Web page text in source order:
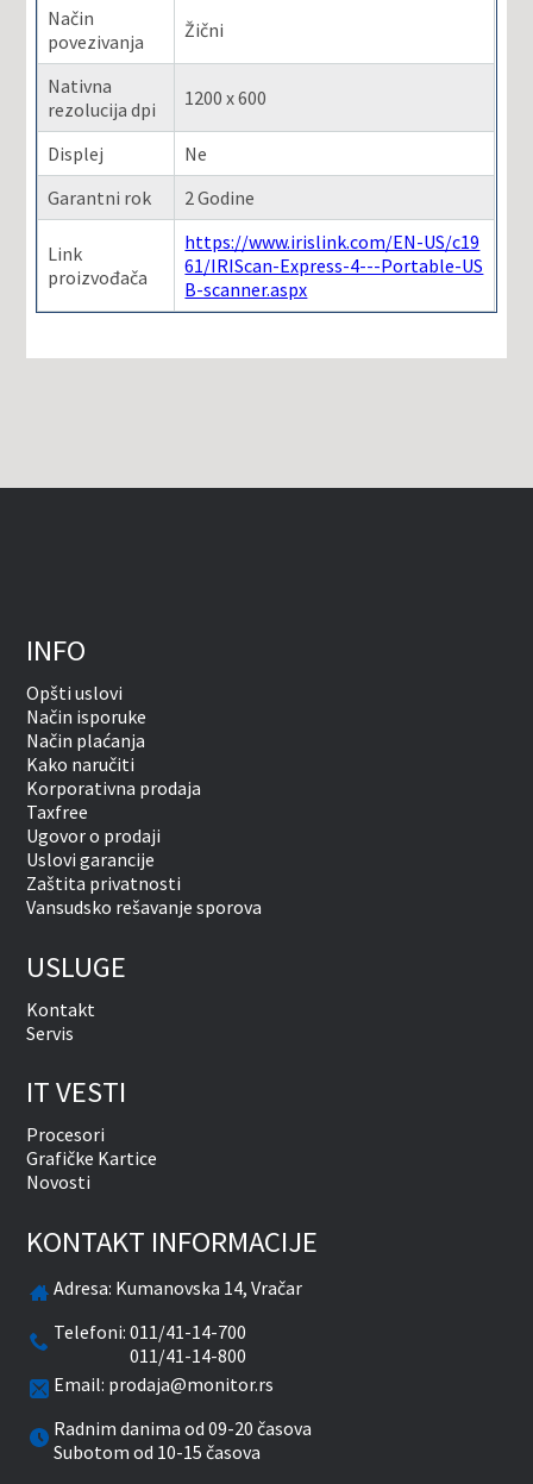
Način
povezivanja
Žični
Nativna
rezolucija dpi
1200 x 600
Displej
Ne
Garantni rok
2 Godine
Link
proizvođača
https://www.irislink.com/EN-US/c19
61/IRIScan-Express-4---Portable-US
B-scanner.aspx
INFO
Opšti uslovi
Način isporuke
Način plaćanja
Kako naručiti
Korporativna prodaja
Taxfree
Ugovor o prodaji
Uslovi garancije
Zaštita privatnosti
Vansudsko rešavanje sporova
USLUGE
Kontakt
Servis
IT VESTI
Procesori
Grafičke Kartice
Novosti
KONTAKT INFORMACIJE
Adresa: Kumanovska 14, Vračar
Telefoni:011/41-14-700
011/41-14-800
Email: prodaja@monitor.rs
Radnim danima od 09-20 časova
Subotom od 10-15 časova